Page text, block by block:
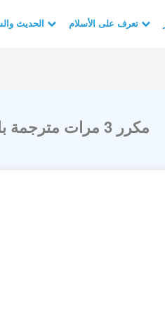
سورة الفاتحة (Fatihah) مكرر 3 مرات مترجمة باللغة السندية